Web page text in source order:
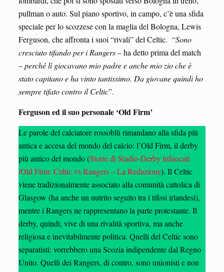
pullman o auto. Sul piano sportivo, in campo, c’è una sfida
speciale per lo scozzese con la maglia del Bologna, Lewis
Ferguson, che affronta i suoi “rivali” del Celtic. “Sono
cresciuto tifando per i Rangers– ha detto prima del match
–perché lì giocavano mio padre e anche mio zio che è
stato capitano e ha vinto tantissimo. Da giovane quindi ho
sempre tifato contro il Celtic”.
Ferguson ed il suo personale ‘Old Firm’
Le parole del calciatore rossoblù rimandano alla sfida più
antica e accesa del mondo del calcio: l’Old Firm, il derby
più antico del mondo (Storie di Stadio-Derby infuocati
/Old Firm: Celtic vs Rangers – La Redazione). Il Celtic
viene tradizionalmente associato alla comunità cattolica di
Glasgow (ha anche un nutrito seguito tra i tifosi irlandesi),
mentre i Rangers ne rappresentano la parte protestante. Il
derby, quindi, vive di una rivalità sportiva, ma anche
religiosa e inevitabilmente politica. Quelli del Celtic sono
separatisti: vorrebbero una Scozia indipendente dal Regno
Unito. Quelli dei Rangers, di contro, sono unionisti e non